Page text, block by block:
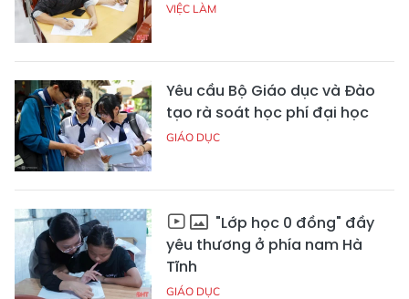
VIỆC LÀM
Yêu cầu Bộ Giáo dục và Đào
tạo rà soát học phí đại học
GIÁO DỤC
"Lớp học 0 đồng" đầy
yêu thương ở phía nam Hà
Tĩnh
GIÁO DỤC